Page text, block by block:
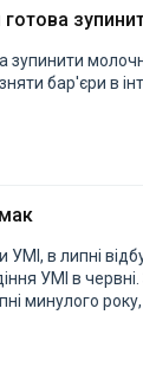
зупинити
бар'єри в
УМІ, в липні
УМІ в
минулого